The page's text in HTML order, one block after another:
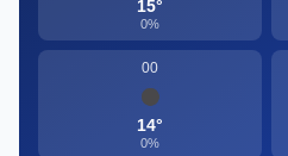
15°
0%
00
14°
0%